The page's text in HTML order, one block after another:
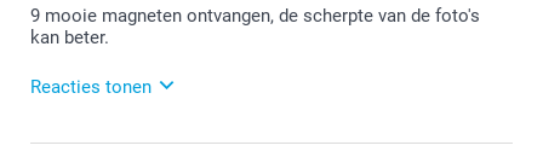
9 mooie magneten ontvangen, de scherpte van de foto's
kan beter.
Reacties tonen
04-12-2024